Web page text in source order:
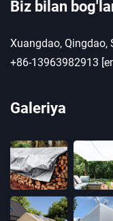
Biz bilan
Xuangdao, Qingdao,
+86-13963982913
Galeriya